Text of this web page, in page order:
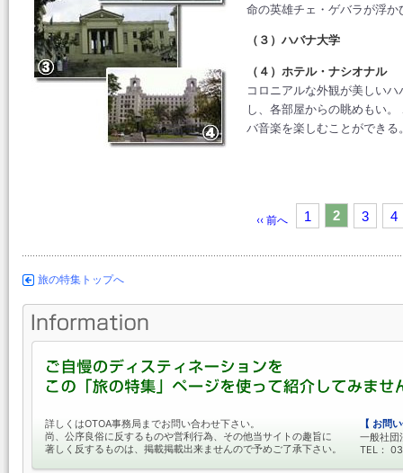
命の英雄チェ・ゲバラが浮か
（３）ハバナ大学
（４）ホテル・ナシオナル
コロニアルな外観が美しい
し、各部屋からの眺めもい
バ音楽を楽しむことができる
‹‹ 前へ 1 2 3 4
旅の特集トップへ
詳しくはOTOA事務局までお問い合わせ下さい。
尚、公序良俗に反するものや営利行為、その他当サイトの趣旨に
著しく反するものは、掲載掲載出来ませんので予めご了承下さい。
【 お問
一般社
TEL：